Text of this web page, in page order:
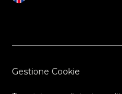
Gestione Cookie